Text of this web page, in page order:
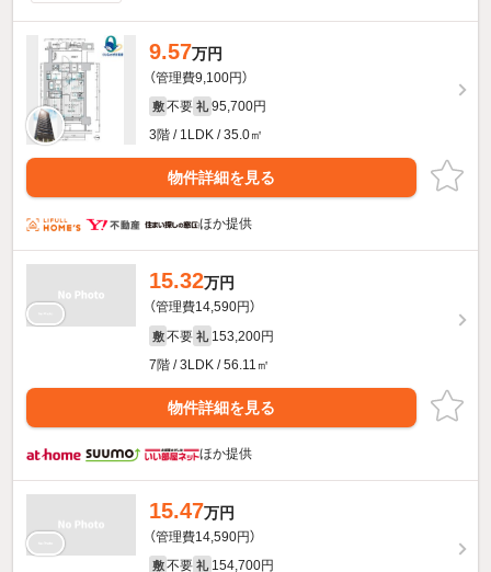
9.57万円
（管理費9,100円）
敷 不要 礼 95,700円
3階 / 1LDK / 35.0㎡
物件詳細を見る
ほか提供
15.32万円
（管理費14,590円）
敷 不要 礼 153,200円
7階 / 3LDK / 56.11㎡
物件詳細を見る
ほか提供
15.47万円
（管理費14,590円）
敷 不要 礼 154,700円